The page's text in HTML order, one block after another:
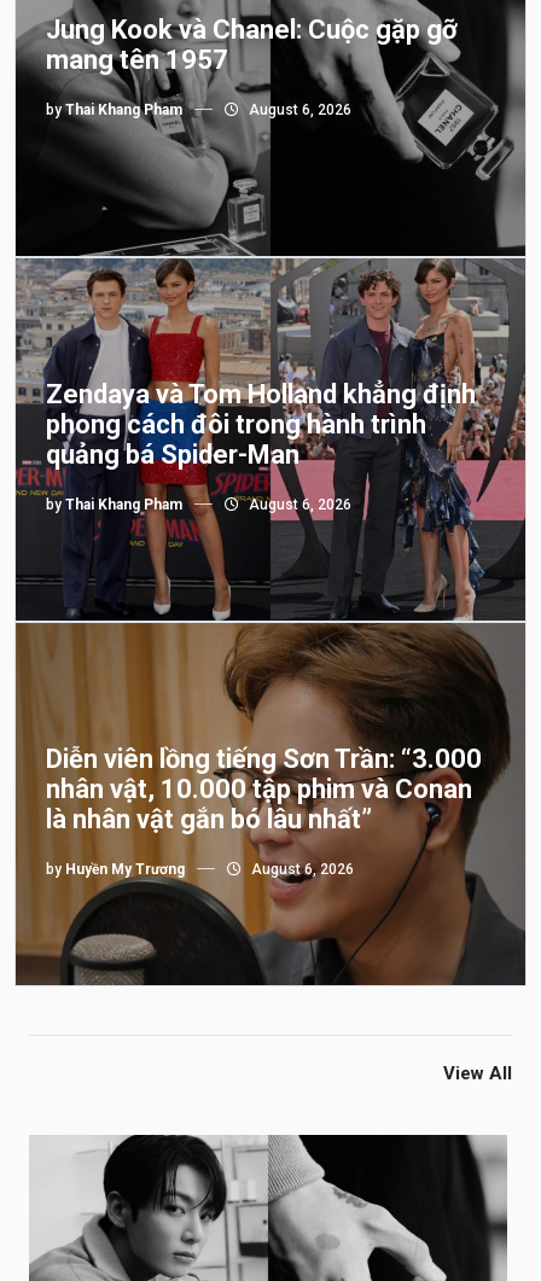
Jung Kook và Chanel: Cuộc gặp gỡ
mang tên 1957
byThai Khang Pham August 6, 2026
Zendaya và Tom Holland khẳng định
phong cách đôi trong hành trình
quảng bá Spider-Man
by Thai Khang Pham August 6, 2026
Diễn viên lồng tiếng Sơn Trần: “3.000
nhân vật, 10.000 tập phim và Conan
là nhân vật gắn bó lâu nhất”
by Huyền My Trương August 6, 2026
View All